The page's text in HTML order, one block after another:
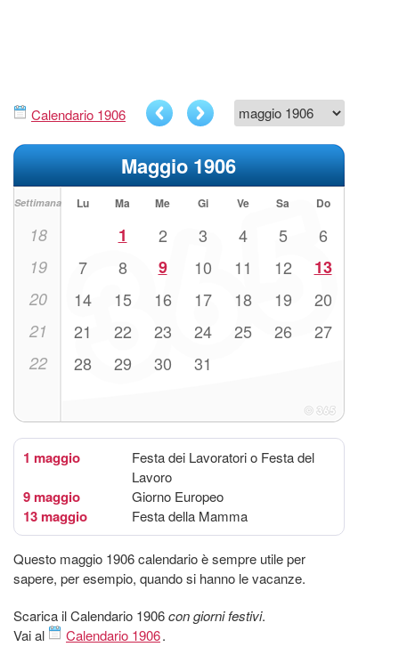
Calendario 1906
Maggio 1906
Settimana Lu Ma Me Gi Ve Sa Do
18 1 2 3 4 5 6
19 7 8 9 10 11 12 13
20 14 15 16 17 18 19 20
21 21 22 23 24 25 26 27
22 28 29 30 31
1 maggio
Festa dei Lavoratori o Festa del
Lavoro
9 maggio Giorno Europeo
13 maggio Festa della Mamma
Questo maggio 1906 calendario è sempre utile per
sapere, per esempio, quando si hanno le vacanze.
Scarica il Calendario 1906con giorni festivi.
Vai al
Calendario 1906.